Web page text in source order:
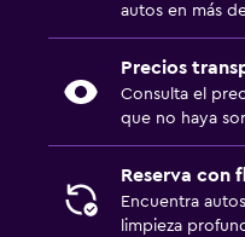
autos en más
Precios
Consulta el
que no haya
Reserva con
Encuentra
limpieza